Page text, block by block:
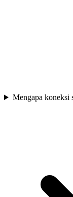
Mengapa koneksi